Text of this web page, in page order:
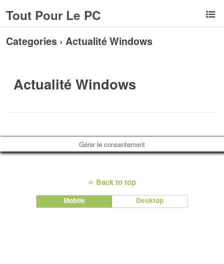
Tout Pour Le PC
Categories › Actualité Windows
Actualité Windows
Gérer le consentement
Back to top
Mobile Desktop